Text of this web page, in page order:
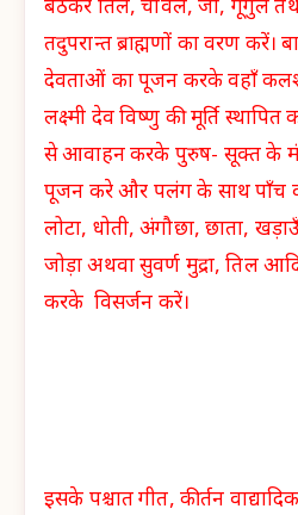
बैठकर तिल, चावल, जौ, गूगुल
तदुपरान्त ब्राह्मणों का वरण करें।
देवताओं का पूजन करके वहाँ
लक्ष्मी देव विष्णु की मूर्ति स्थापित
से आवाहन करके पुरुष- सूक्त के
पूजन करे और पलंग के साथ पाँच
लोटा, धोती, अंगौछा, छाता,
जोड़ा अथवा सुवर्ण मुद्रा, तिल
करके विसर्जन करें।
इसके पश्चात गीत, कीर्तन